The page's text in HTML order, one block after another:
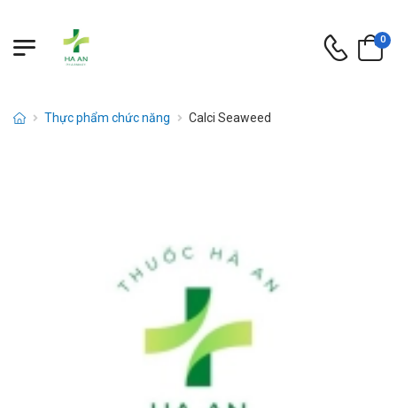
0
Thực phẩm chức năng Calci Seaweed